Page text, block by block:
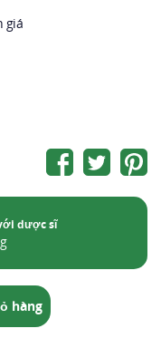
giá
dược sĩ
hàng